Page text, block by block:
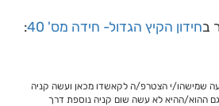
בחידון הקיץ הגדול- חידה מס' 40 :
שמישהו/י הצטרפ/ה לקאשדו מכאן ועשה קניה
ההוא/ההיא לא עשה שום קניה נוספת דרך